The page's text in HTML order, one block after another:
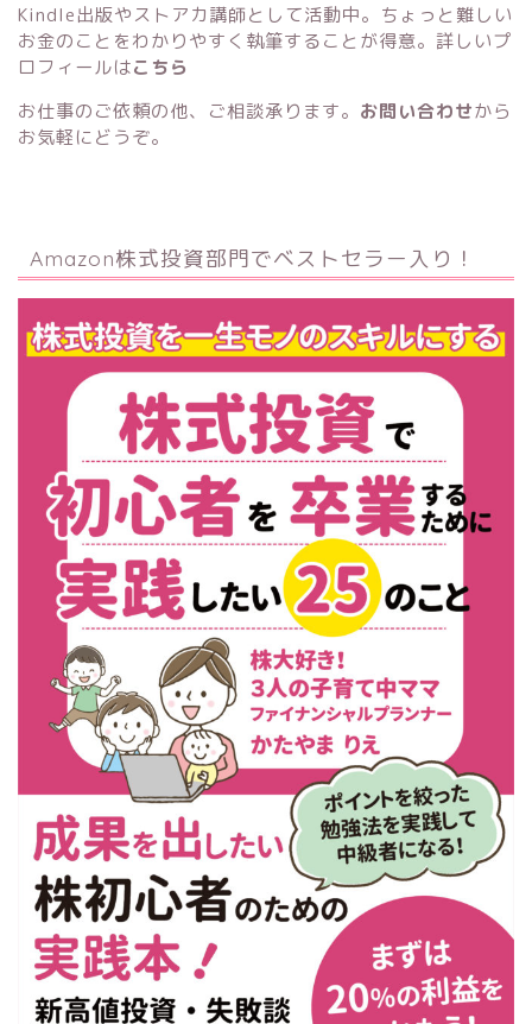
Kindle出版やストアカ講師として活動中。ちょっと難しい
お金のことをわかりやすく執筆することが得意。詳しいプ
ロフィールはこちら
お仕事のご依頼の他、ご相談承ります。 お問い合わせから
お気軽にどうぞ。
Amazon株式投資部門でベストセラー入り！